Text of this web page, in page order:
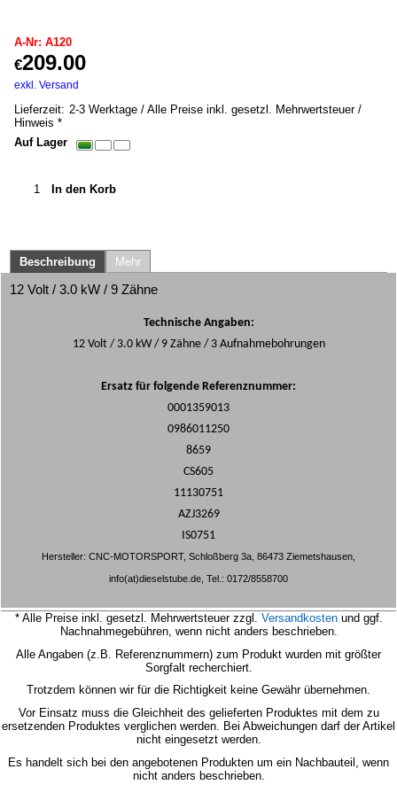
A-Nr: A120
€209.00
exkl. Versand
Lieferzeit: 2-3 Werktage / Alle Preise inkl. gesetzl. Mehrwertsteuer /
Hinweis *
Auf Lager
In den Korb
Beschreibung Mehr
12 Volt / 3.0 kW / 9 Zähne
Technische Angaben:
12 Volt / 3.0 kW / 9 Zähne / 3 Aufnahmebohrungen
Ersatz für folgende Referenznummer:
0001359013
0986011250
8659
CS605
11130751
AZJ3269
IS0751
Hersteller: CNC-MOTORSPORT, Schloßberg 3a, 86473 Ziemetshausen,
info(at)dieselstube.de, Tel.: 0172/8558700
* Alle Preise inkl. gesetzl. Mehrwertsteuer zzgl. Versandkostenund ggf.
Nachnahmegebühren, wenn nicht anders beschrieben.
Alle Angaben (z.B. Referenznummern) zum Produkt wurden mit größter
Sorgfalt recherchiert.
Trotzdem können wir für die Richtigkeit keine Gewähr übernehmen.
Vor Einsatz muss die Gleichheit des gelieferten Produktes mit dem zu
ersetzenden Produktes verglichen werden.
Bei Abweichungen darf der Artikel
nicht eingesetzt werden.
Es handelt sich bei den angebotenen Produkten um ein Nachbauteil, wenn
nicht anders beschrieben.